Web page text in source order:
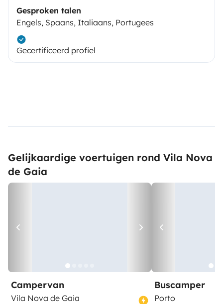
Gesproken talen
Engels, Spaans, Italiaans, Portugees
Gecertificeerd profiel
Gelijkaardige voertuigen rond Vila Nova
de Gaia
Campervan
Vila Nova de Gaia
Buscamper
Porto